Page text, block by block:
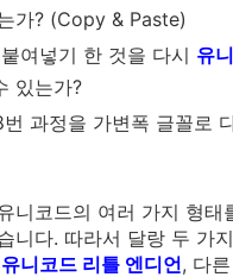
가? (Copy & Paste)
여넣기 한 것을 다시 유
있는가?
과정을 가변폭 글꼴로
니코드의 여러 가지 형태
니다. 따라서 달랑 두 가
유니코드 리틀 엔디언, 다